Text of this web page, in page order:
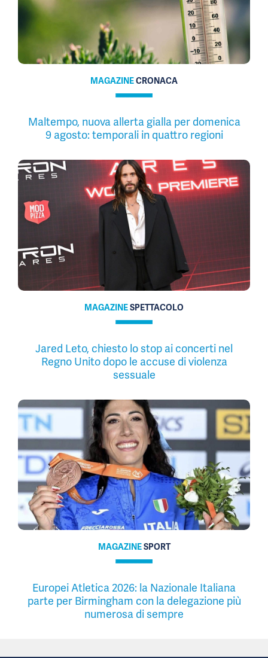
MAGAZINECRONACA
Maltempo, nuova allerta gialla per domenica
9 agosto: temporali in quattro regioni
MAGAZINESPETTACOLO
Jared Leto, chiesto lo stop ai concerti nel
Regno Unito dopo le accuse di violenza
sessuale
MAGAZINESPORT
Europei Atletica 2026: la Nazionale Italiana
parte per Birmingham con la delegazione più
numerosa di sempre